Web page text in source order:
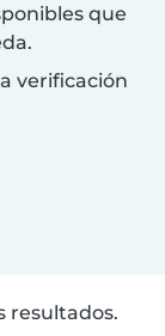
que
verificación
resultados.